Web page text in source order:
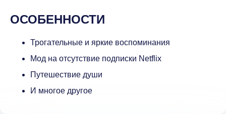
ОСОБЕННОСТИ
Трогательные и яркие воспоминания
Мод на отсутствие подписки Netflix
Путешествие души
И многое другое